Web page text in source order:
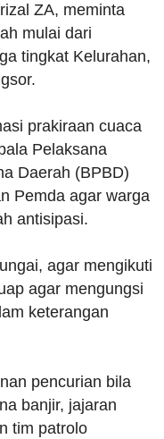
ZA, meminta
mulai dari
tingkat Kelurahan,
prakiraan cuaca
Pelaksana
Daerah (BPBD)
Pemda agar warga
antisipasi.
agar mengikuti
agar mengungsi
keterangan
pencurian bila
banjir, jajaran
tim patrolo